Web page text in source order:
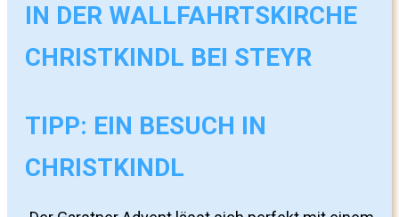
TIPP: EIN BESUCH IN
CHRISTKINDL